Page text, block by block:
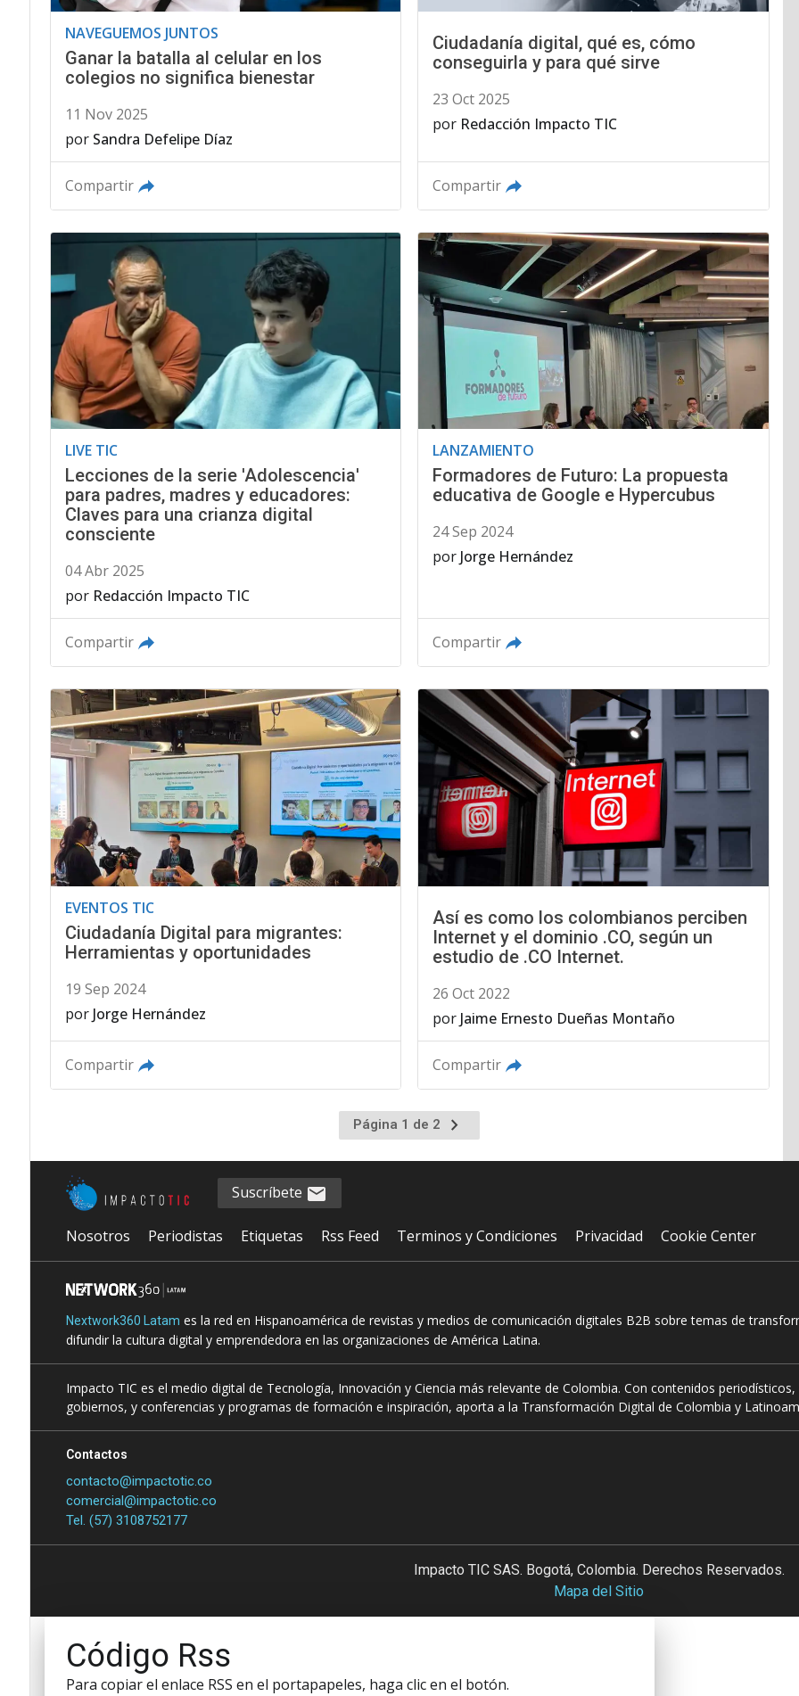
NAVEGUEMOS JUNTOS
Ganar la batalla al celular en los
colegios no significa bienestar
11 Nov 2025
por Sandra Defelipe Díaz
Compartir
Ciudadanía digital, qué es, cómo
conseguirla y para qué sirve
23 Oct 2025
por Redacción Impacto TIC
Compartir
LIVE TIC
Lecciones de la serie 'Adolescencia'
para padres, madres y educadores:
Claves para una crianza digital
consciente
04 Abr 2025
por Redacción Impacto TIC
Compartir
LANZAMIENTO
Formadores de Futuro: La propuesta
educativa de Google e Hypercubus
24 Sep 2024
por Jorge Hernández
Compartir
EVENTOS TIC
Ciudadanía Digital para migrantes:
Herramientas y oportunidades
19 Sep 2024
por Jorge Hernández
Compartir
Así es como los colombianos perciben
Internet y el dominio .CO, según un
estudio de .CO Internet.
26 Oct 2022
por Jaime Ernesto Dueñas Montaño
Compartir
Página 1 de 2
Ir
a
la
Suscríbete
Nosotros Periodistas Etiquetas Rss Feed Terminos y Condiciones Privacidad Cookie Center
Nextwork360 Latam es la red en Hispanoamérica de revistas y medios de comunicación digitales B2B sobre temas de
difundir la cultura digital y emprendedora en las organizaciones de América Latina.
Impacto TIC es el medio digital de Tecnología, Innovación y Ciencia más relevante de Colombia. Con contenidos
gobiernos, y conferencias y programas de formación e inspiración, aporta a la Transformación Digital de Colombia y
Contactos
contacto@impactotic.co
comercial@impactotic.co
Tel. (57) 3108752177
Impacto TIC SAS. Bogotá, Colombia. Derechos Reservados.
Mapa del Sitio
Código Rss
Para copiar el enlace RSS en el portapapeles, haga clic en el botón.